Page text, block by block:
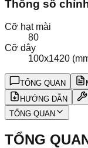
Thông số
Cỡ hạt mài
80
Cỡ dây
100x1420
TỔNG QUAN
HƯỚNG DẪN
TỔNG QUAN
TỔNG